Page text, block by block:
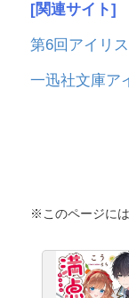
[関連サイト]
第6回アイリ
一迅社文庫ア
※このページに